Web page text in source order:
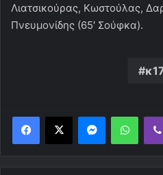
Λιατσικούρας, Κωστούλας,
Πνευμονίδης (65′ Σούφκα).
Messenger